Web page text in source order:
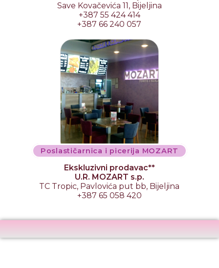
Save Kovačevića 11, Bijeljina
+387 55 424 414
+387 66 240 057
Poslastičarnica i picerija MOZART
Ekskluzivni prodavac**
U.R. MOZART s.p.
TC Tropic, Pavlovića put bb, Bijeljina
+387 65 058 420